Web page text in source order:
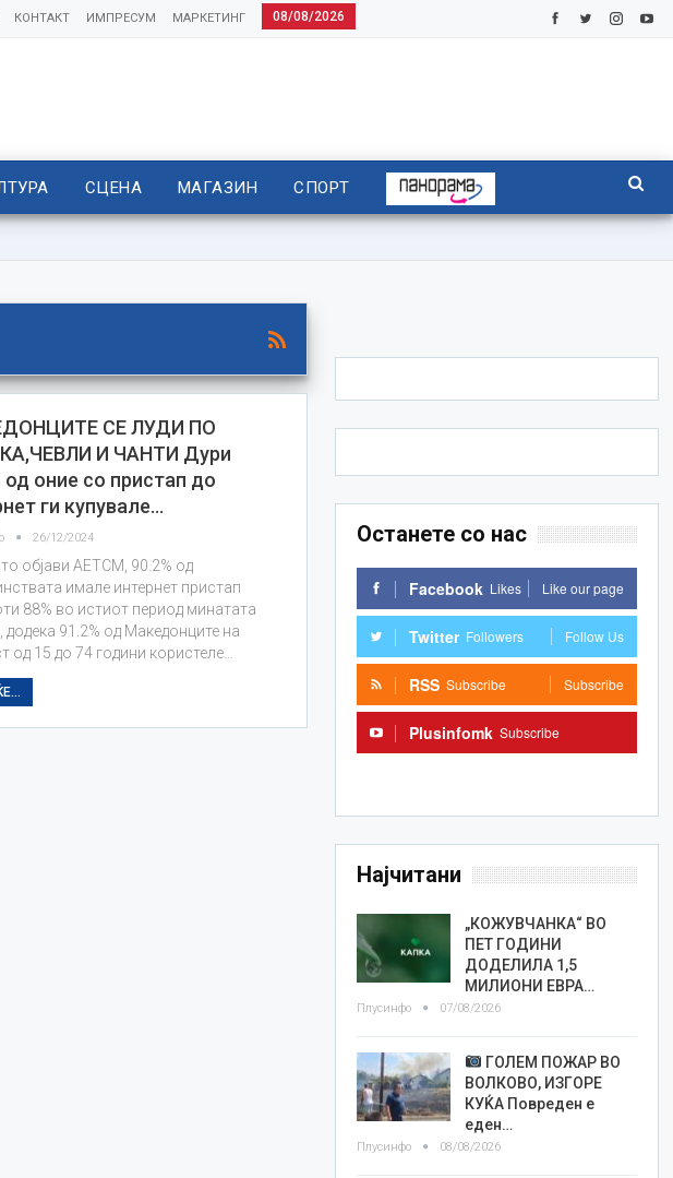
08/08/2026
МАРКЕТИНГ
ИМПРЕСУМ
КОНТАКТ
СЦЕНА МАГАЗИН СПОРТ
СЕ ЛУДИ ПО
И ЧАНТИ Дури
од оние со пристап до
ги купувале…
26/12/2024
објави АЕТСМ, 90.2% од
имале интернет пристап
88% во истиот период минатата
додека 91.2% од Македонците на
од 15 до 74 години користеле…
Останете со нас
Facebook Likes Like our page
Twitter Followers Follow Us
RSS Subscribe Subscribe
Plusinfomk Subscribe
Најчитани
„КОЖУВЧАНКА“ ВО
ПЕТ ГОДИНИ
ДОДЕЛИЛА 1,5
МИЛИОНИ ЕВРА…
Плусинфо 07/08/2026
ГОЛЕМ ПОЖАР ВО
ВОЛКОВО, ИЗГОРЕ
КУЌА Повреден е
еден…
Плусинфо 08/08/2026